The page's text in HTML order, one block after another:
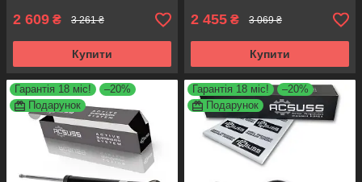
2 609 ₴ 3 261 ₴
Купити
2 455 ₴ 3 069 ₴
Купити
Гарантія 18 міс!
–20%
Подарунок
Гарантія 18 міс!
–20%
Подарунок